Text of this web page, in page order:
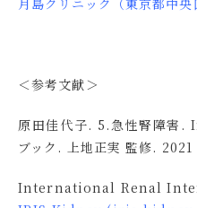
＜参考文献＞
原田佳代子. 5.急性腎障害.
ブック. 上地正実 監修.
International Renal